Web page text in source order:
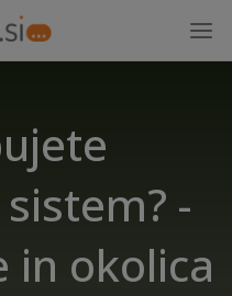
-
in okolica